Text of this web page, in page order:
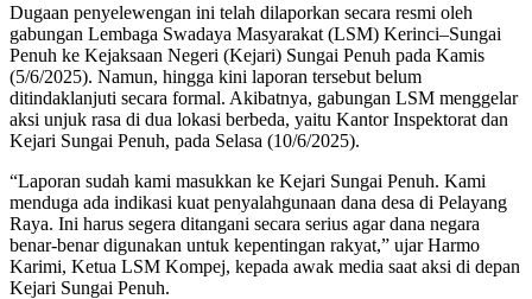
Dugaan penyelewengan ini telah dilaporkan secara resmi oleh
gabungan Lembaga Swadaya Masyarakat (LSM) Kerinci–Sungai
Penuh ke Kejaksaan Negeri (Kejari) Sungai Penuh pada Kamis
(5/6/2025). Namun, hingga kini laporan tersebut belum
ditindaklanjuti secara formal. Akibatnya, gabungan LSM menggelar
aksi unjuk rasa di dua lokasi berbeda, yaitu Kantor Inspektorat dan
Kejari Sungai Penuh, pada Selasa (10/6/2025).
“Laporan sudah kami masukkan ke Kejari Sungai Penuh. Kami
menduga ada indikasi kuat penyalahgunaan dana desa di Pelayang
Raya. Ini harus segera ditangani secara serius agar dana negara
benar-benar digunakan untuk kepentingan rakyat,” ujar Harmo
Karimi, Ketua LSM Kompej, kepada awak media saat aksi di depan
Kejari Sungai Penuh.